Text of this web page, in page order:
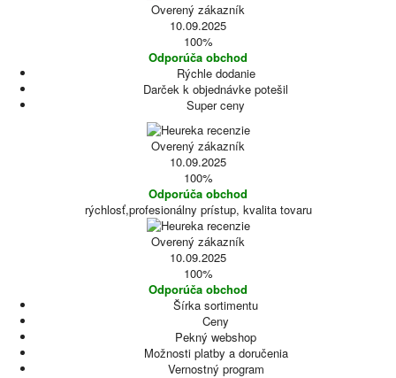
Overený zákazník
10.09.2025
100%
Odporúča obchod
Rýchle dodanie
Darček k objednávke potešil
Super ceny
Overený zákazník
10.09.2025
100%
Odporúča obchod
rýchlosť,profesionálny prístup, kvalita tovaru
Overený zákazník
10.09.2025
100%
Odporúča obchod
Šírka sortimentu
Ceny
Pekný webshop
Možnosti platby a doručenia
Vernostný program